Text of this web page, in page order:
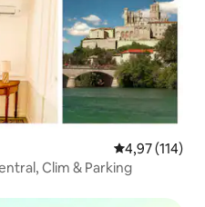
Évaluation
4,97 (114)
Clim & Parking